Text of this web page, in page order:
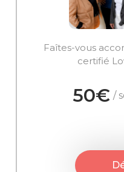
Faîtes-vous
certifié
50€ /